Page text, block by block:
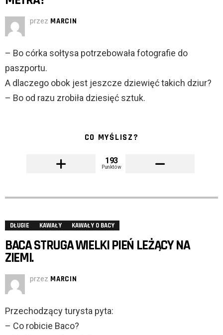
przez MARCIN
– Bo córka sołtysa potrzebowała fotografie do
paszportu.
A dlaczego obok jest jeszcze dziewięć takich dziur?
– Bo od razu zrobiła dziesięć sztuk.
CO MYŚLISZ?
193
Punktów
DŁUGIE KAWAŁY KAWAŁY O BACY
BACA STRUGA WIELKI PIEŃ LEŻĄCY NA
ZIEMI.
przez MARCIN
Przechodzący turysta pyta:
– Co robicie Baco?